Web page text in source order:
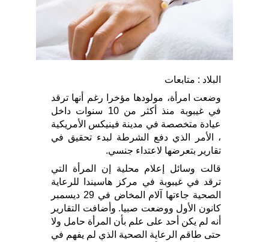
البلاد : متابعات
وضعت امرأة، مولودها مؤخرا رغم أنها ترقد
في غيبوبة منذ أكثر من 10 سنوات داخل
عيادة متخصصة في مدينة فينيكس الأمريكية
، الأمر الذي دفع الشرطة لبدء تحقيق في
تقارير بتعرضها لاعتداء جنسي.
قالت وسائل إعلام محلية إن المرأة التي
ترقد في غيبوبة في مركز هاسيندا للرعاية
الصحية جاءتها آلام المخاض في 29 ديسمبر
كانون الأول ووضعت صبيا. وأضافت التقارير
أنه لم يكن أحد على علم بأن المرأة حامل ولا
حتى طاقم الرعاية الصحية الذي لم يفهم في